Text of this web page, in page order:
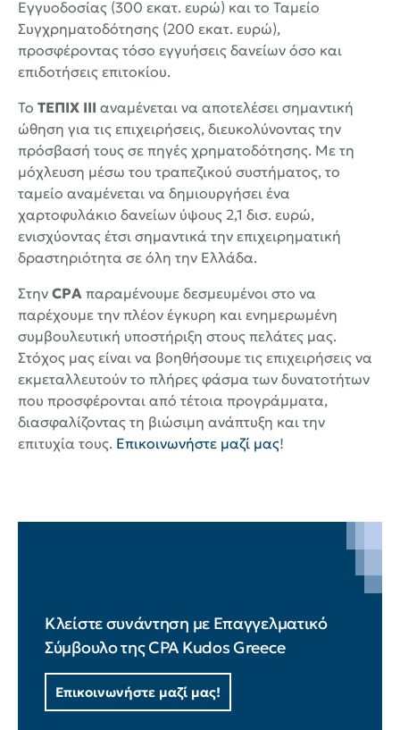
Εγγυοδοσίας (300 εκατ. ευρώ) και το Ταμείο
Συγχρηματοδότησης (200 εκατ. ευρώ),
προσφέροντας τόσο εγγυήσεις δανείων όσο και
επιδοτήσεις επιτοκίου.
Το ΤΕΠΙΧ ΙΙΙ αναμένεται να αποτελέσει σημαντική
ώθηση για τις επιχειρήσεις, διευκολύνοντας την
πρόσβασή τους σε πηγές χρηματοδότησης. Με τη
μόχλευση μέσω του τραπεζικού συστήματος, το
ταμείο αναμένεται να δημιουργήσει ένα
χαρτοφυλάκιο δανείων ύψους 2,1 δισ. ευρώ,
ενισχύοντας έτσι σημαντικά την επιχειρηματική
δραστηριότητα σε όλη την Ελλάδα.
Στην CPA παραμένουμε δεσμευμένοι στο να
παρέχουμε την πλέον έγκυρη και ενημερωμένη
συμβουλευτική υποστήριξη στους πελάτες μας.
Στόχος μας είναι να βοηθήσουμε τις επιχειρήσεις να
εκμεταλλευτούν το πλήρες φάσμα των δυνατοτήτων
που προσφέρονται από τέτοια προγράμματα,
διασφαλίζοντας τη βιώσιμη ανάπτυξη και την
επιτυχία τους. Επικοινωνήστε μαζί μας!
Κλείστε συνάντηση με Επαγγελματικό
Σύμβουλο της CPA Kudos Greece
Επικοινωνήστε μαζί μας!